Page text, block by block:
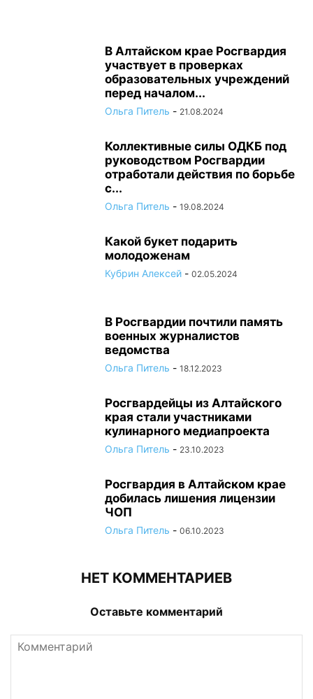
В Алтайском крае Росгвардия
участвует в проверках
образовательных учреждений
перед началом...
Ольга Питель - 21.08.2024
Коллективные силы ОДКБ под
руководством Росгвардии
отработали действия по борьбе
с...
Ольга Питель - 19.08.2024
Какой букет подарить
молодоженам
Кубрин Алексей - 02.05.2024
В Росгвардии почтили память
военных журналистов
ведомства
Ольга Питель - 18.12.2023
Росгвардейцы из Алтайского
края стали участниками
кулинарного медиапроекта
Ольга Питель - 23.10.2023
Росгвардия в Алтайском крае
добилась лишения лицензии
ЧОП
Ольга Питель - 06.10.2023
НЕТ КОММЕНТАРИЕВ
Оставьте комментарий